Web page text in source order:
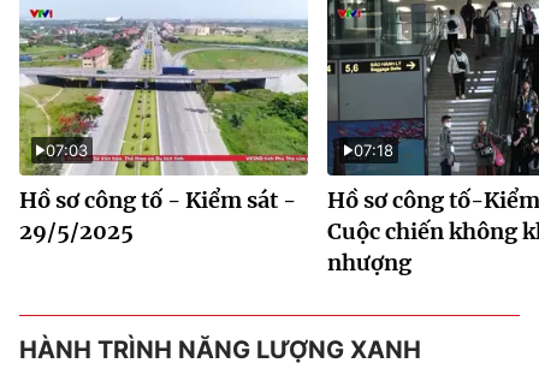
07:03
Hồ sơ công tố - Kiểm sát -
29/5/2025
07:18
Hồ sơ công tố-
Cuộc chiến không
nhượng
HÀNH TRÌNH NĂNG LƯỢNG XANH